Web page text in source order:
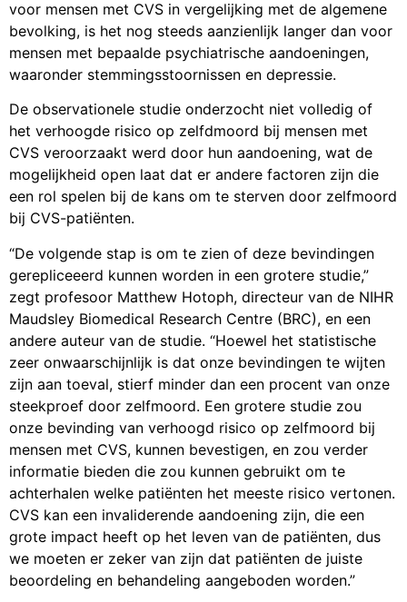
voor mensen met CVS in vergelijking met de algemene
bevolking, is het nog steeds aanzienlijk langer dan voor
mensen met bepaalde psychiatrische aandoeningen,
waaronder stemmingsstoornissen en depressie.
De observationele studie onderzocht niet volledig of
het verhoogde risico op zelfdmoord bij mensen met
CVS veroorzaakt werd door hun aandoening, wat de
mogelijkheid open laat dat er andere factoren zijn die
een rol spelen bij de kans om te sterven door zelfmoord
bij CVS-patiënten.
“De volgende stap is om te zien of deze bevindingen
gerepliceeerd kunnen worden in een grotere studie,”
zegt profesoor Matthew Hotoph, directeur van de NIHR
Maudsley Biomedical Research Centre (BRC), en een
andere auteur van de studie. “Hoewel het statistische
zeer onwaarschijnlijk is dat onze bevindingen te wijten
zijn aan toeval, stierf minder dan een procent van onze
steekproef door zelfmoord. Een grotere studie zou
onze bevinding van verhoogd risico op zelfmoord bij
mensen met CVS, kunnen bevestigen, en zou verder
informatie bieden die zou kunnen gebruikt om te
achterhalen welke patiënten het meeste risico vertonen.
CVS kan een invaliderende aandoening zijn, die een
grote impact heeft op het leven van de patiënten, dus
we moeten er zeker van zijn dat patiënten de juiste
beoordeling en behandeling aangeboden worden.”